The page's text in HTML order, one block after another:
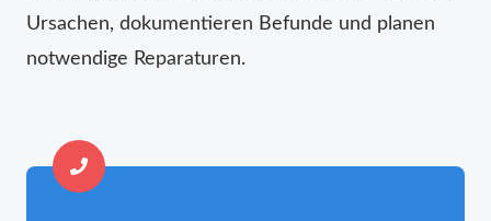
Ursachen, dokumentieren Befunde und planen
notwendige Reparaturen.